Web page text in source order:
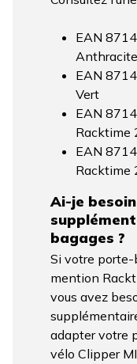
EAN
Anthracite
EAN
Vert
EAN
Racktime
EAN
Racktime
Ai-je
bagages ?
Si votre
mention
vous avez
adapter votre
vélo Clipper